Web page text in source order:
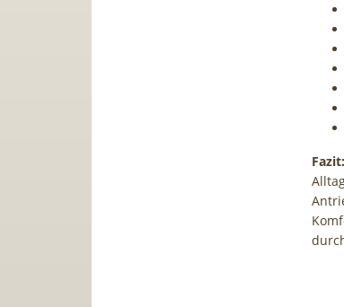
Fazit: